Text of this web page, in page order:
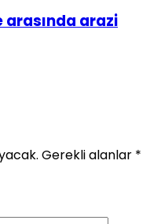
arasında arazi
Gerekli alanlar *